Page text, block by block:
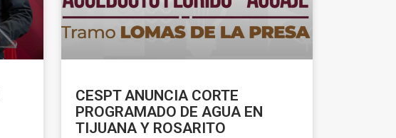
CESPT ANUNCIA CORTE
PROGRAMADO DE AGUA EN
TIJUANA Y ROSARITO